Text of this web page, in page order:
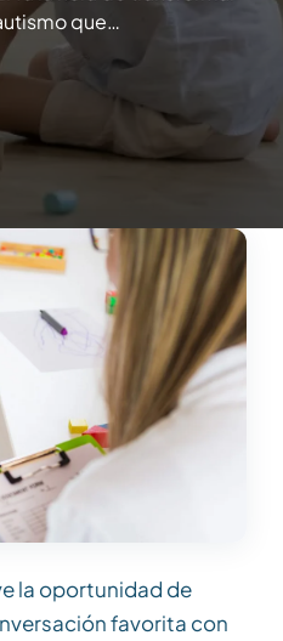
que…
la oportunidad de
favorita con